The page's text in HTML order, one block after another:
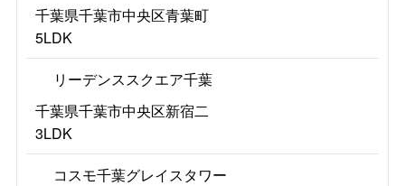
千葉県千葉市中央区青葉町
5LDK
リーデンススクエア千葉
千葉県千葉市中央区新宿二
3LDK
コスモ千葉グレイスタワー